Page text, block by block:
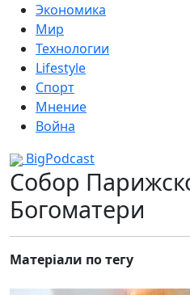
Экономика
Мир
Технологии
Lifestyle
Спорт
Мнение
Война
BigPodcast
Собор
Богоматери
Матеріали по тегу